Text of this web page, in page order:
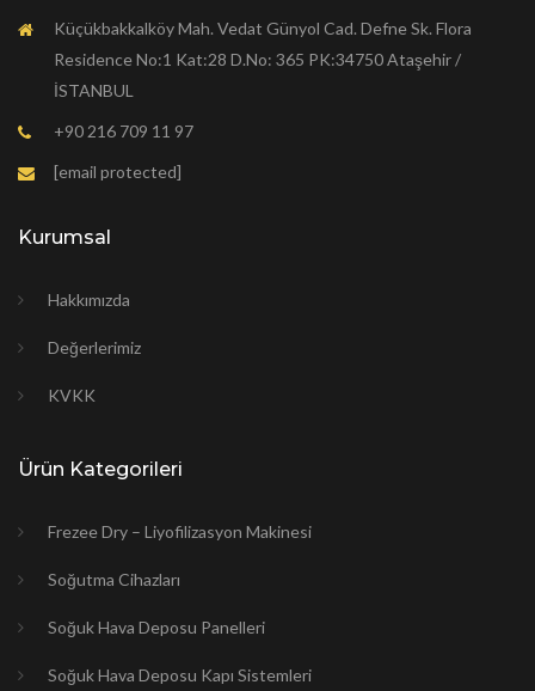
Küçükbakkalköy Mah. Vedat Günyol Cad. Defne Sk. Flora
Residence No:1 Kat:28 D.No: 365 PK:34750 Ataşehir /
İSTANBUL
+90 216 709 11 97
[email protected]
Kurumsal
Hakkımızda
Değerlerimiz
KVKK
Ürün Kategorileri
Frezee Dry – Liyofilizasyon Makinesi
Soğutma Cihazları
Soğuk Hava Deposu Panelleri
Soğuk Hava Deposu Kapı Sistemleri